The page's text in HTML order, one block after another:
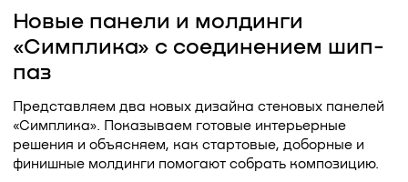
Новые панели и молдинги
«Симплика» с соединением шип-
паз
Представляем два новых дизайна стеновых панелей
«Симплика». Показываем готовые интерьерные
решения и объясняем, как стартовые, доборные и
финишные молдинги помогают собрать композицию.